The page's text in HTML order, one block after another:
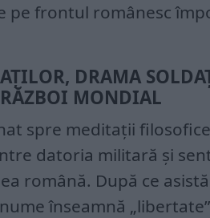
pe frontul românesc
DRAMA
MONDIAL
spre meditații
datoria militară și
română. După ce
înseamnă